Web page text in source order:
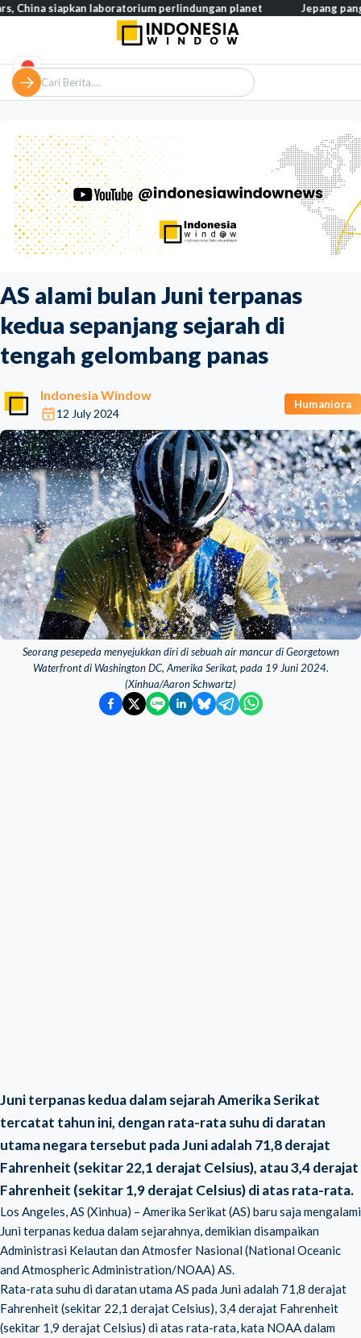
AS alami bulan Juni terpanas
kedua sepanjang sejarah di
tengah gelombang panas
Indonesia Window
12 July 2024
Humaniora
Seorang pesepeda menyejukkan diri di sebuah air mancur di Georgetown
Waterfront di Washington DC, Amerika Serikat, pada 19 Juni 2024.
(Xinhua/Aaron Schwartz)
Juni terpanas kedua dalam sejarah Amerika Serikat
tercatat tahun ini, dengan rata-rata suhu di daratan
utama negara tersebut pada Juni adalah 71,8 derajat
Fahrenheit (sekitar 22,1 derajat Celsius), atau 3,4 derajat
Fahrenheit (sekitar 1,9 derajat Celsius) di atas rata-rata.
Los Angeles, AS (Xinhua) – Amerika Serikat (AS) baru saja mengalami
Juni terpanas kedua dalam sejarahnya, demikian disampaikan
Administrasi Kelautan dan Atmosfer Nasional (National Oceanic
and Atmospheric Administration/NOAA) AS.
Rata-rata suhu di daratan utama AS pada Juni adalah 71,8 derajat
Fahrenheit (sekitar 22,1 derajat Celsius), 3,4 derajat Fahrenheit
(sekitar 1,9 derajat Celsius) di atas rata-rata, kata NOAA dalam
laboratorium perlindungan planet Jepang pangkas